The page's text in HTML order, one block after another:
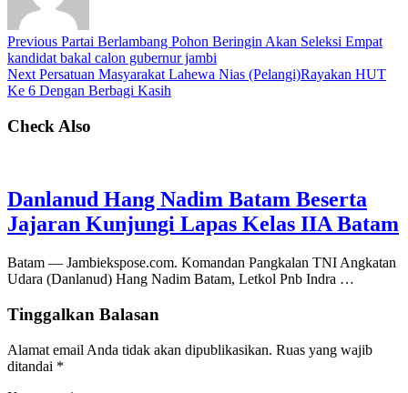
Previous Partai Berlambang Pohon Beringin Akan Seleksi Empat
kandidat bakal calon gubernur jambi
Next Persatuan Masyarakat Lahewa Nias (Pelangi)Rayakan HUT
Ke 6 Dengan Berbagi Kasih
Check Also
Danlanud Hang Nadim Batam Beserta
Jajaran Kunjungi Lapas Kelas IIA Batam
Batam — Jambiekspose.com. Komandan Pangkalan TNI Angkatan
Udara (Danlanud) Hang Nadim Batam, Letkol Pnb Indra …
Tinggalkan Balasan
Alamat email Anda tidak akan dipublikasikan. Ruas yang wajib
ditandai *